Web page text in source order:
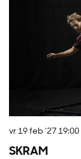
SKRAM
vr 19 feb '2719:00